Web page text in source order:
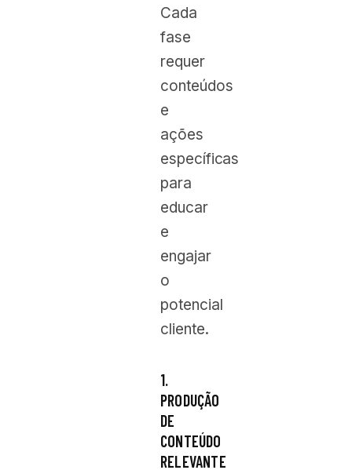
Cada
fase
requer
conteúdos
e
ações
específicas
para
educar
e
engajar
o
potencial
cliente.
1.
PRODUÇÃO
DE
CONTEÚDO
RELEVANTE